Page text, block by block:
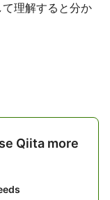
理解すると分か
Qiita more